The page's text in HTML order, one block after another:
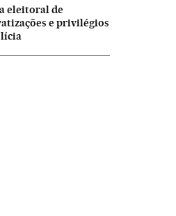
eleitoral de
e privilégios